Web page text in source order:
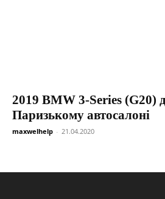
2019 BMW 3-Series (G20)
Паризькому автосалоні
maxwelhelp - 21.04.2020